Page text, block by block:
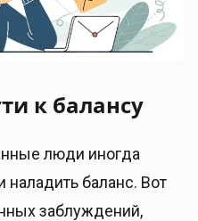
к балансу
люди иногда
наладить баланс. Вот
заблуждений,